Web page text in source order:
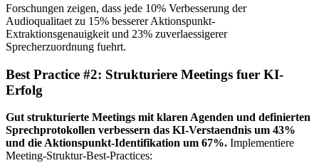
Forschungen zeigen, dass jede 10% Verbesserung der
Audioqualitaet zu 15% besserer Aktionspunkt-
Extraktionsgenauigkeit und 23% zuverlaessigerer
Sprecherzuordnung fuehrt.
Best Practice #2: Strukturiere Meetings fuer KI-
Erfolg
Gut strukturierte Meetings mit klaren Agenden und definierten
Sprechprotokollen verbessern das KI-Verstaendnis um 43%
und die Aktionspunkt-Identifikation um 67%. Implementiere
Meeting-Struktur-Best-Practices: